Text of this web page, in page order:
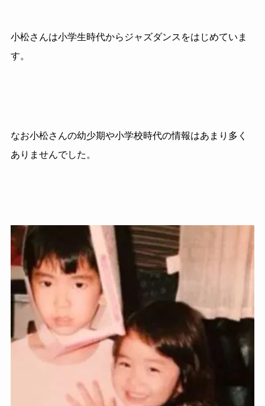
小松さんは小学生時代からジャズダンスをはじめていま
す。
なお小松さんの幼少期や小学校時代の情報はあまり多く
ありませんでした。